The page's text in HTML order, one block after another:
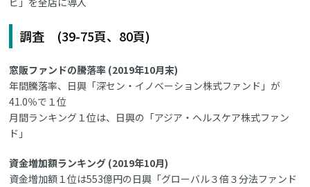
調査 (39-75頁、80頁)
窓販ファンドの騰落率 (2019年10月末)
年間騰落率、日興「深セン・イノベーション株式ファンド」が
41.0％で１位
月間ランキング１位は、日興の「アジア・ヘルスケア株式ファン
ド」
資金増加額ランキング (2019年10月)
資金増加額１位は553億円の日興「グローバル３倍３分法ファンド